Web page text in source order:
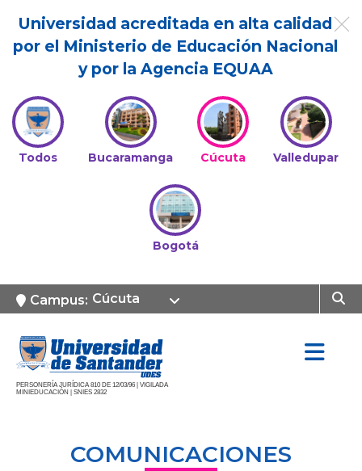
Universidad acreditada en alta calidad
por el Ministerio de Educación Nacional
y por la Agencia EQUAA
Todos Bucaramanga Cúcuta Valledupar
Bogotá
Campus: Cúcuta
PERSONERÍA JURÍDICA 810 DE 12/03/96 | VIGILADA
MINIEDUCACIÓN | SNIES 2832
COMUNICACIONES